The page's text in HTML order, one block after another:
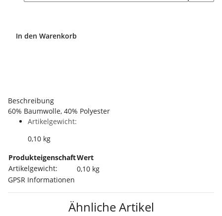
In den Warenkorb
Beschreibung
60% Baumwolle, 40% Polyester
Artikelgewicht:
0,10 kg
ProdukteigenschaftWert
Artikelgewicht:
0,10 kg
GPSR Informationen
Ähnliche Artikel